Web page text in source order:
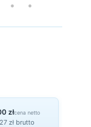
złcena netto
zł brutto